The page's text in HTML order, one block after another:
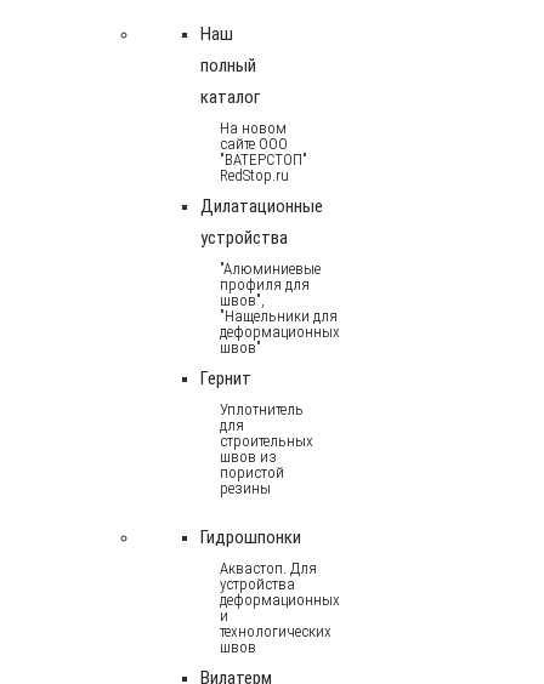
Наш
полный
каталог
На новом
сайте ООО
"ВАТЕРСТОП"
RedStop.ru
Дилатационные
устройства
"Алюминиевые
профиля для
швов",
"Нащельники для
деформационных
швов"
Гернит
Уплотнитель
для
строительных
швов из
пористой
резины
Гидрошпонки
Аквастоп. Для
устройства
деформационных
и
технологических
швов
Вилатерм